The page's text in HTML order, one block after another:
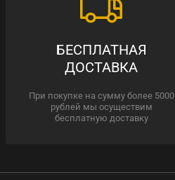
БЕСПЛАТНАЯ
ДОСТАВКА
При покупке на сумму более 5000
рублей мы осуществим
бесплатную доставку